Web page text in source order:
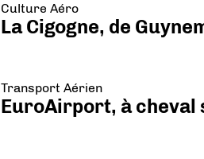
Culture Aéro
La Cigogne, de
Transport Aérien
EuroAirport, à